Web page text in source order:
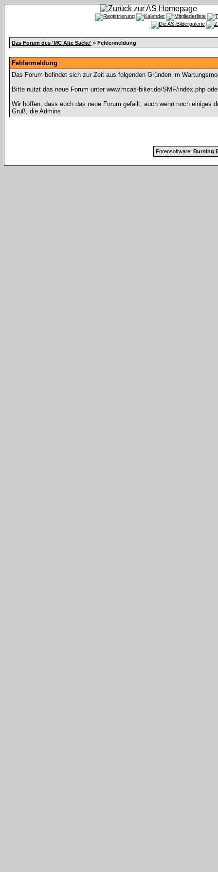
Das Forum des 'MC Alte Säcke' » Fehlermeldung
Fehlermeldung
Das Forum befindet sich zur Zeit aus folgenden Gründen im
Bitte nutzt das neue Forum unter www.mcas-biker.de/SMF/index.php
Wir hoffen, dass euch das neue Forum gefällt, auch wenn noch einiges
Gruß, die Admins
Forensoftware: Burning